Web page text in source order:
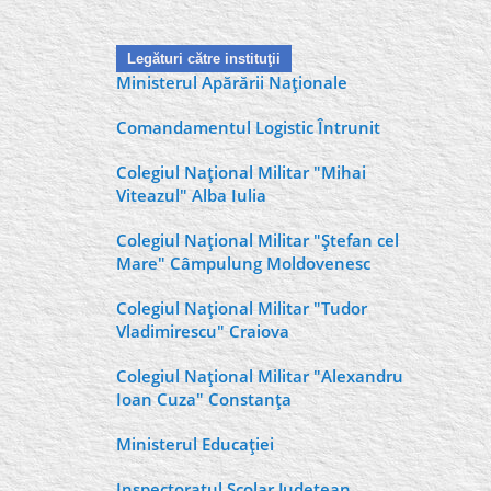
Legături către instituţii
Ministerul Apărării Naţionale
Comandamentul Logistic Întrunit
Colegiul Naţional Militar "Mihai
Viteazul" Alba Iulia
Colegiul Naţional Militar "Ştefan cel
Mare" Câmpulung Moldovenesc
Colegiul Naţional Militar "Tudor
Vladimirescu" Craiova
Colegiul Naţional Militar "Alexandru
Ioan Cuza" Constanţa
Ministerul Educaţiei